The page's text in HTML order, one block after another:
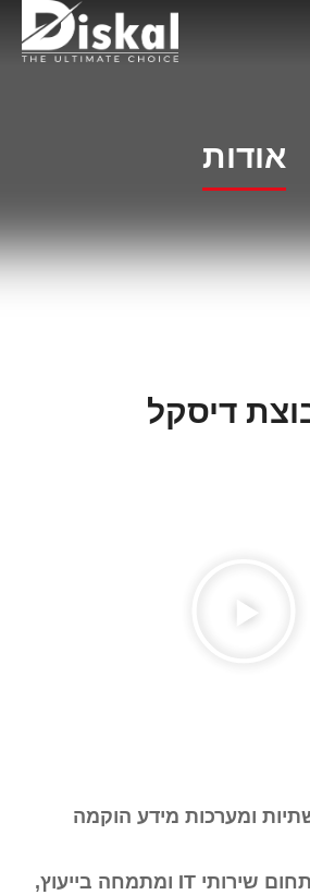
אודות
דיסקל
ומערכות מידע הוקמה
החברה פועלת בתחום שירותי IT ומתמחה בייעוץ,